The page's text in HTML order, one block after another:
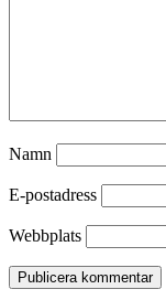
Namn
E-postadress
Webbplats